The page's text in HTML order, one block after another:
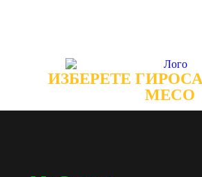
ИЗБЕРЕТЕ
МЕСО